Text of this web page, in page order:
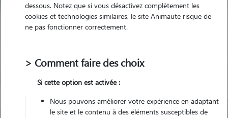
dessous. Notez que si vous désactivez complètement les
cookies et technologies similaires, le site Animaute risque de
ne pas fonctionner correctement.
> Comment faire des choix
Si cette option est activée :
Nous pouvons améliorer votre expérience en adaptant
le site et le contenu à des éléments susceptibles de